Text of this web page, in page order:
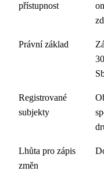
přístupnost
Právní základ
Registrované
subjekty
Lhůta pro zápis
změn